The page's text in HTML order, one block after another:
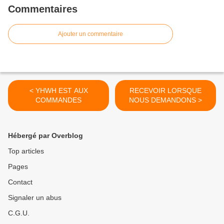
Commentaires
Ajouter un commentaire
< YHWH EST AUX
COMMANDES
RECEVOIR LORSQUE
NOUS DEMANDONS >
Hébergé par Overblog
Top articles
Pages
Contact
Signaler un abus
C.G.U.